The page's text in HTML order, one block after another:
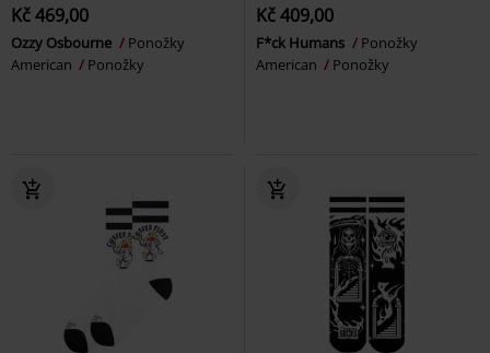
Kč 469,00
Ozzy Osbourne
Ponožky
American
Ponožky
Kč 409,00
F*ck Humans
Ponožky
American
Ponožky